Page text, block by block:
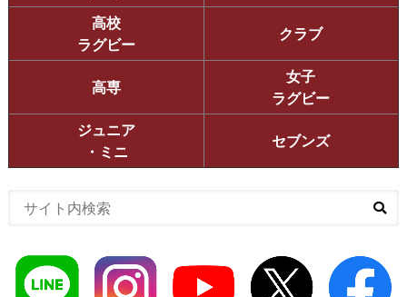
高校
ラグビー
クラブ
高専
女子
ラグビー
ジュニア
・ミニ
セブンズ